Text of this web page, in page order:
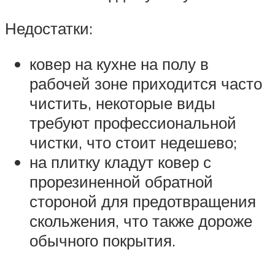
Недостатки:
ковер на кухне на полу в
рабочей зоне приходится часто
чистить, некоторые виды
требуют профессиональной
чистки, что стоит недешево;
на плитку кладут ковер с
прорезиненной обратной
стороной для предотвращения
скольжения, что также дороже
обычного покрытия.